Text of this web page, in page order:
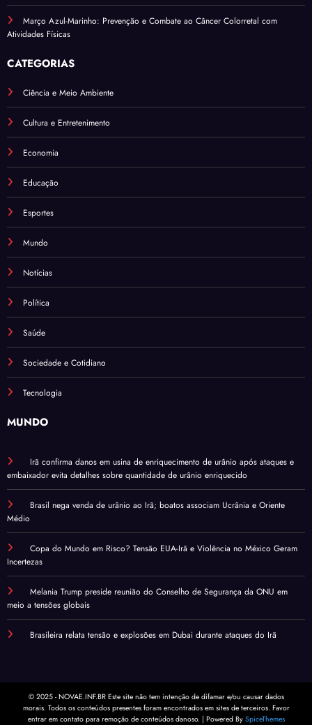
Março Azul-Marinho: Prevenção e Combate ao Câncer Colorretal com
Atividades Físicas
CATEGORIAS
Ciência e Meio Ambiente
Cultura e Entretenimento
Economia
Educação
Esportes
Mundo
Notícias
Política
Saúde
Sociedade e Cotidiano
Tecnologia
MUNDO
Irã confirma danos em usina de enriquecimento de urânio após ataques e
embaixador evita detalhes sobre quantidade de urânio enriquecido
Brasil nega venda de urânio ao Irã; boatos associam Ucrânia e Oriente
Médio
Copa do Mundo em Risco? Tensão EUA-Irã e Violência no México Geram
Incertezas
Melania Trump preside reunião do Conselho de Segurança da ONU em
meio a tensões globais
Brasileira relata tensão e explosões em Dubai durante ataques do Irã
© 2025 - NOVAE.INF.BR Este site não tem intenção de difamar e/ou causar dados
morais. Todos os conteúdos presentes foram encontrados em sites de terceiros. Favor
entrar em contato para remoção de conteúdos danoso. | Powered By SpiceThemes